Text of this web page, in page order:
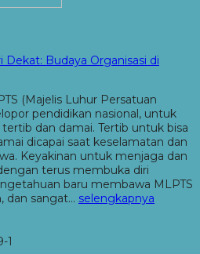
Dekat: Budaya Organisasi di
(Majelis Luhur Persatuan
pendidikan nasional, untuk
dan damai. Tertib untuk bisa
dicapai saat keselamatan dan
Keyakinan untuk menjaga dan
terus membuka diri
baru membawa MLPTS
dan sangat… selengkapnya
1